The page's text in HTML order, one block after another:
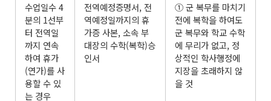
수업일수 4
분의 1선부
터 전역일
까지 연속
하여 휴가
(연가)를 사
용할 수 있
는 경우
전역예정증명서, 전
역예정일까지의 휴
가증 사본, 소속 부
대장의 수학(복학)승
인서
① 군 복무를 마치기
전에 복학을 하여도
군 복무와 학교 수학
에 무리가 없고, 정
상적인 학사행정에
지장을 초래하지 않
을 것